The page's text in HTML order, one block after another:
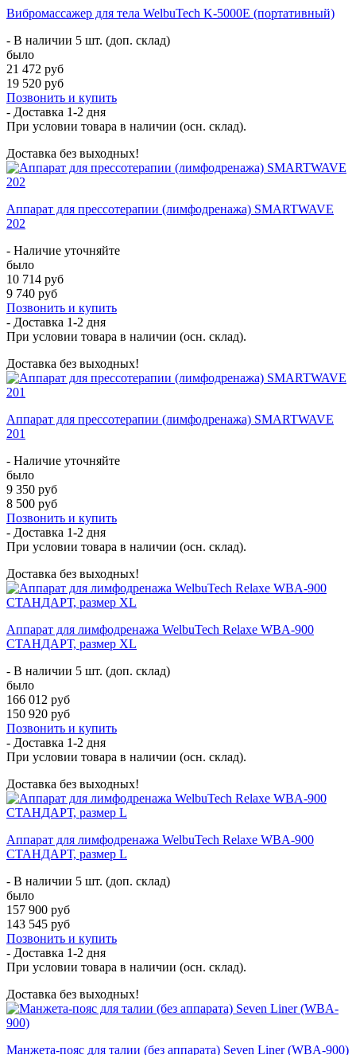
Вибромассажер для тела WelbuTech K-5000E (портативный)
- В наличии 5 шт. (доп. склад)
было
21 472 руб
19 520 руб
Позвонить и купить
- Доставка 1-2 дня
При условии товара в наличии (осн. склад).
Доставка без выходных!
Аппарат для прессотерапии (лимфодренажа) SMARTWAVE
202
- Наличие уточняйте
было
10 714 руб
9 740 руб
Позвонить и купить
- Доставка 1-2 дня
При условии товара в наличии (осн. склад).
Доставка без выходных!
Аппарат для прессотерапии (лимфодренажа) SMARTWAVE
201
- Наличие уточняйте
было
9 350 руб
8 500 руб
Позвонить и купить
- Доставка 1-2 дня
При условии товара в наличии (осн. склад).
Доставка без выходных!
Аппарат для лимфодренажа WelbuTech Relaxe WBA-900
СТАНДАРТ, размер XL
- В наличии 5 шт. (доп. склад)
было
166 012 руб
150 920 руб
Позвонить и купить
- Доставка 1-2 дня
При условии товара в наличии (осн. склад).
Доставка без выходных!
Аппарат для лимфодренажа WelbuTech Relaxe WBA-900
СТАНДАРТ, размер L
- В наличии 5 шт. (доп. склад)
было
157 900 руб
143 545 руб
Позвонить и купить
- Доставка 1-2 дня
При условии товара в наличии (осн. склад).
Доставка без выходных!
Манжета-пояс для талии (без аппарата) Seven Liner (WBA-900)